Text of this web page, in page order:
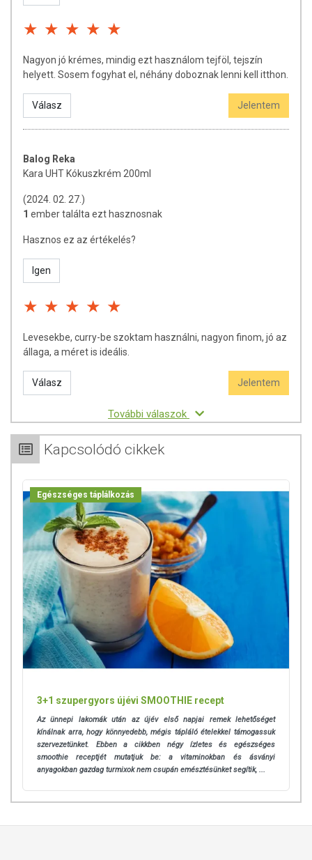
hogy naprakészek legyenek. Szeretnénk felhívni azonban a figyelmet,
hogy ennek ellenére a webshopon szereplő adatok (beleértve a
termékfotókat, tápérték-, összetétel-, és allergén információkat is) csak
csomagolásán találják meg.
Nagyon jó krémes, mindig ezt használom tejföl, tejszín
helyett. Sosem fogyhat el, néhány doboznak lenni kell itthon.
Válasz Jelentem
Balog Reka
Kara UHT Kókuszkrém 200ml
(2024. 02. 27.)
1 ember találta ezt hasznosnak
Hasznos ez az értékelés?
Igen
Levesekbe, curry-be szoktam használni, nagyon finom, jó az
állaga, a méret is ideális.
Válasz Jelentem
További válaszok
Kapcsolódó cikkek
Egészséges táplálkozás
3+1 szupergyors újévi SMOOTHIE recept
Az ünnepi lakomák után az újév első napjai remek lehetőséget
kínálnak arra, hogy könnyedebb, mégis tápláló ételekkel támogassuk
szervezetünket. Ebben a cikkben négy ízletes és egészséges
smoothie receptjét mutatjuk be: a vitaminokban és ásványi
anyagokban gazdag turmixok nem csupán emésztésünket segítik, ...